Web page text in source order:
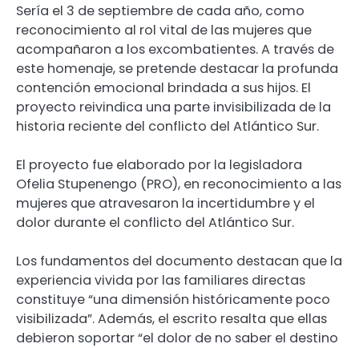
Sería el 3 de septiembre de cada año, como
reconocimiento al rol vital de las mujeres que
acompañaron a los excombatientes. A través de
este homenaje, se pretende destacar la profunda
contención emocional brindada a sus hijos. El
proyecto reivindica una parte invisibilizada de la
historia reciente del conflicto del Atlántico Sur.
El proyecto fue elaborado por la legisladora
Ofelia Stupenengo (PRO), en reconocimiento a las
mujeres que atravesaron la incertidumbre y el
dolor durante el conflicto del Atlántico Sur.
Los fundamentos del documento destacan que la
experiencia vivida por las familiares directas
constituye “una dimensión históricamente poco
visibilizada”. Además, el escrito resalta que ellas
debieron soportar “el dolor de no saber el destino